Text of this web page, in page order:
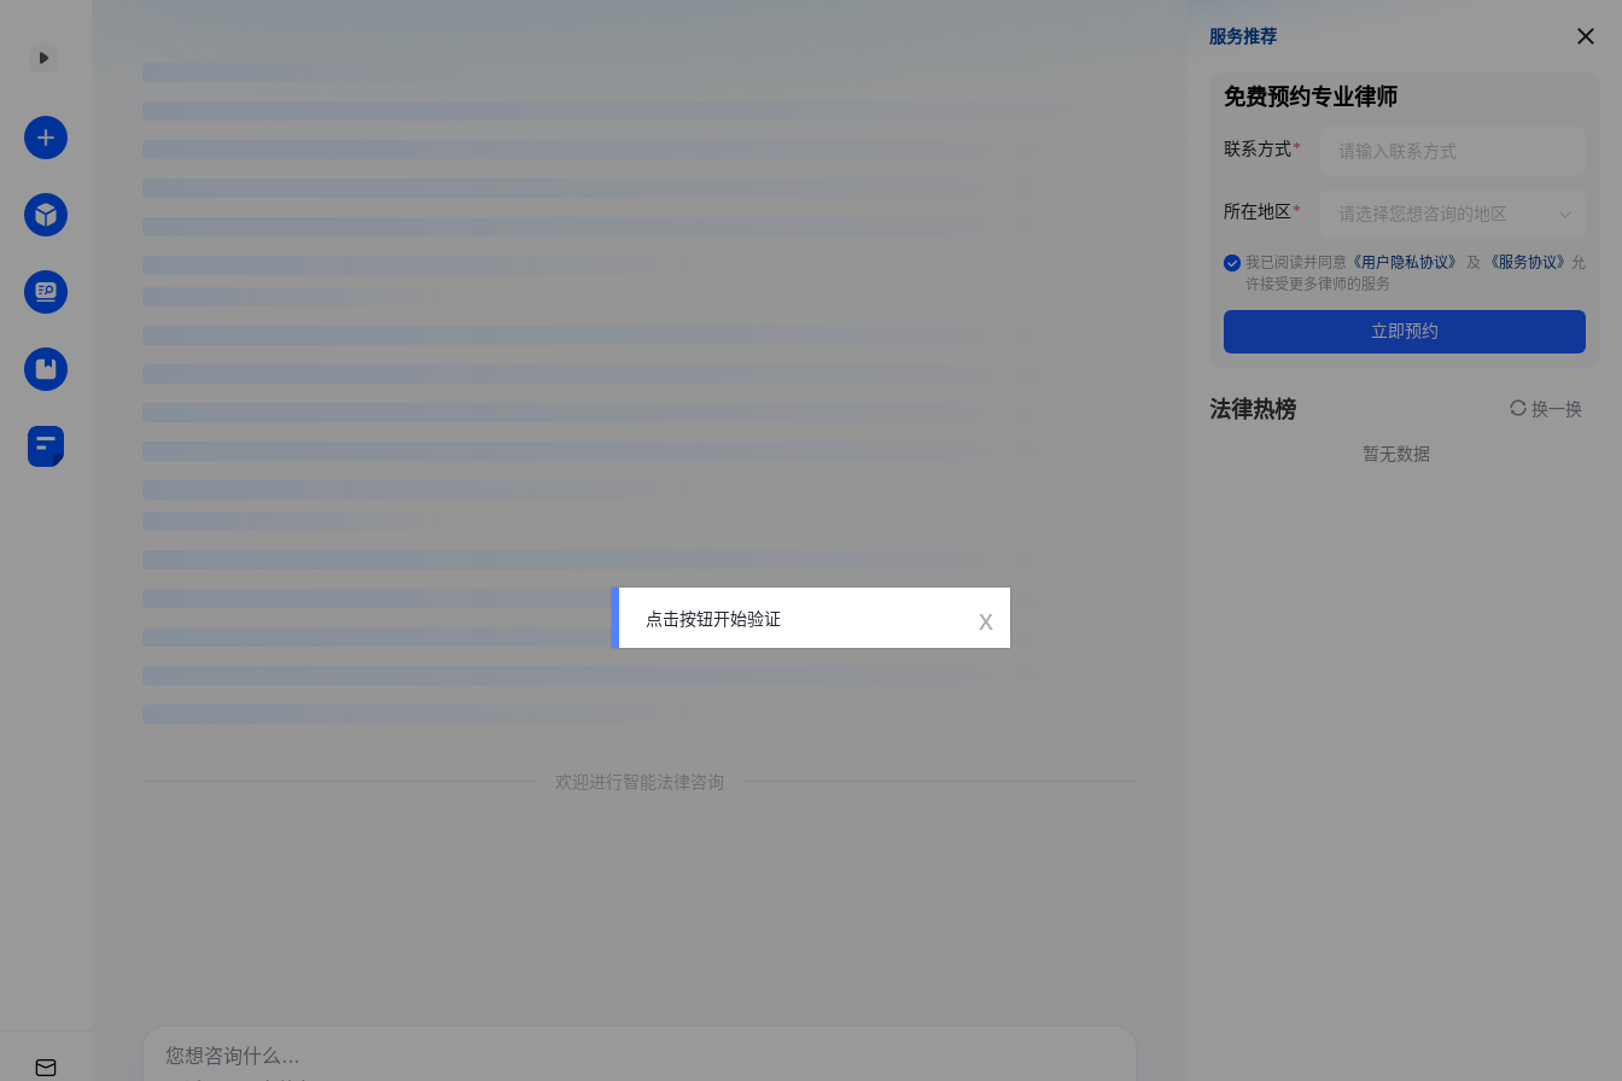
欢迎进行智能法律咨询
服务推荐
服务推荐
免费预约专业律师
联系方式
所在地区
我已阅读并同意 《用户隐私协议》 及 《服务协议》 允
许接受更多律师的服务
立即预约
法律热榜 换一换
暂无数据
点击按钮开始验证 x